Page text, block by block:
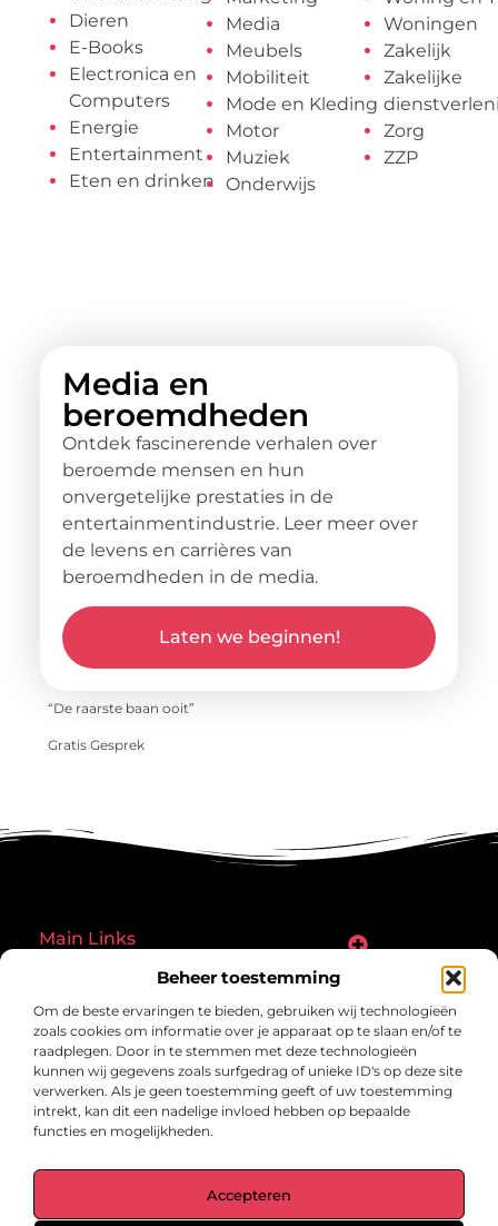
Beheer toestemming
Om de beste ervaringen te bieden, gebruiken wij technologieën
zoals cookies om informatie over je apparaat op te slaan en/of te
raadplegen. Door in te stemmen met deze technologieën
kunnen wij gegevens zoals surfgedrag of unieke ID's op deze site
verwerken. Als je geen toestemming geeft of uw toestemming
intrekt, kan dit een nadelige invloed hebben op bepaalde
functies en mogelijkheden.
Accepteren
Dieren
E-Books
Electronica en
Computers
Energie
Entertainment
Eten en drinken
Media
Meubels
Mobiliteit
Mode en Kleding
Motor
Muziek
Onderwijs
Woningen
Zakelijk
Zakelijke
Zorg
ZZP
Media en
beroemdheden
Ontdek fascinerende verhalen over
beroemde mensen en hun
onvergetelijke prestaties in de
entertainmentindustrie. Leer meer over
de levens en carrières van
beroemdheden in de media.
Laten we beginnen!
“De raarste baan ooit”
Gratis Gesprek
Main Links
inspirerende verhalen.
Ontdek blogs en artikelen over alles wat het dagelijks leven boeiend